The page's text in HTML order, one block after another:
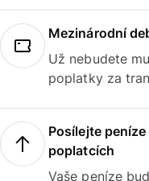
Mezinárodní
Už nebudete
poplatky za
Posílejte
poplatcích
Vaše peníze